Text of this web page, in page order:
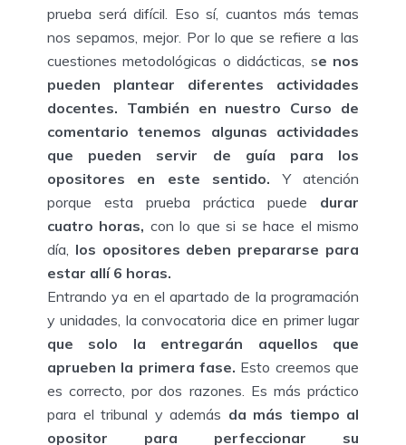
prueba será difícil. Eso sí, cuantos más temas
nos sepamos, mejor. Por lo que se refiere a las
cuestiones metodológicas o didácticas, se nos
pueden plantear diferentes actividades
docentes. También en nuestro Curso de
comentario tenemos algunas actividades
que pueden servir de guía para los
opositores en este sentido. Y atención
porque esta prueba práctica puede durar
cuatro horas, con lo que si se hace el mismo
día, los opositores deben prepararse para
estar allí 6 horas.
Entrando ya en el apartado de la programación
y unidades, la convocatoria dice en primer lugar
que solo la entregarán aquellos que
aprueben la primera fase. Esto creemos que
es correcto, por dos razones. Es más práctico
para el tribunal y además da más tiempo al
opositor para perfeccionar su